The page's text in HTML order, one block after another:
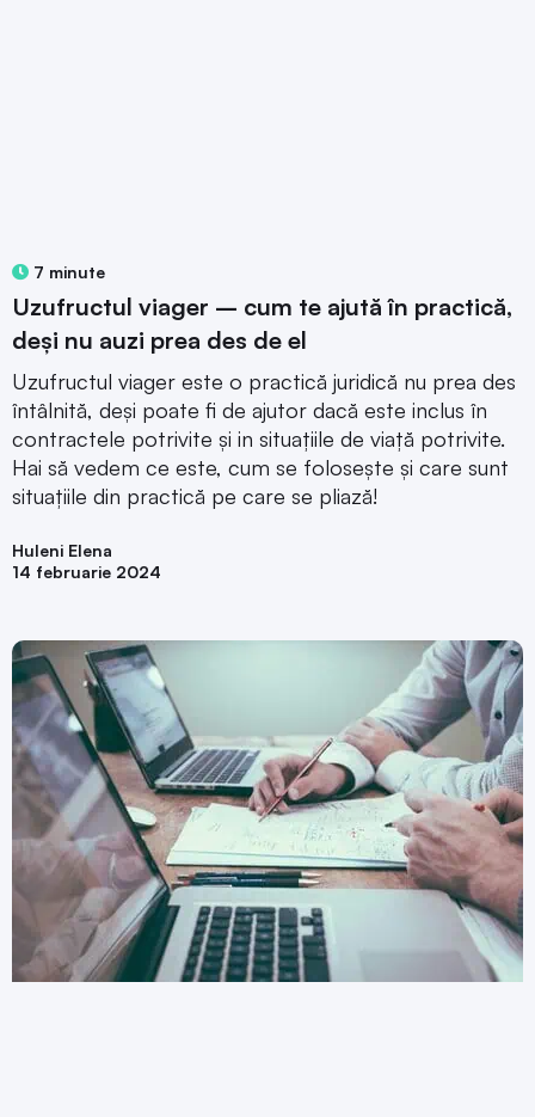
7 minute
Uzufructul viager – cum te ajută în practică,
deși nu auzi prea des de el
Uzufructul viager este o practică juridică nu prea des
întâlnită, deși poate fi de ajutor dacă este inclus în
contractele potrivite și in situațiile de viață potrivite.
Hai să vedem ce este, cum se folosește și care sunt
situațiile din practică pe care se pliază!
Huleni Elena
14 februarie 2024